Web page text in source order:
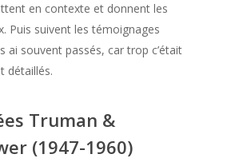
en contexte et donnent les
Puis suivent les témoignages
ai souvent passés, car trop c’était
détaillés.
Truman &
(1947-1960)